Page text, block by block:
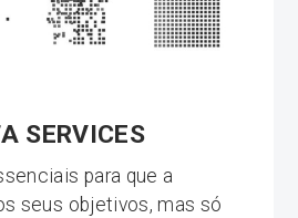
SERVICES
para que a
seus objetivos, mas só